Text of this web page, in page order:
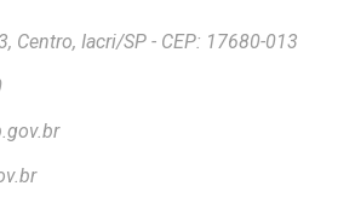
Centro, Iacri/SP - CEP: 17680-013